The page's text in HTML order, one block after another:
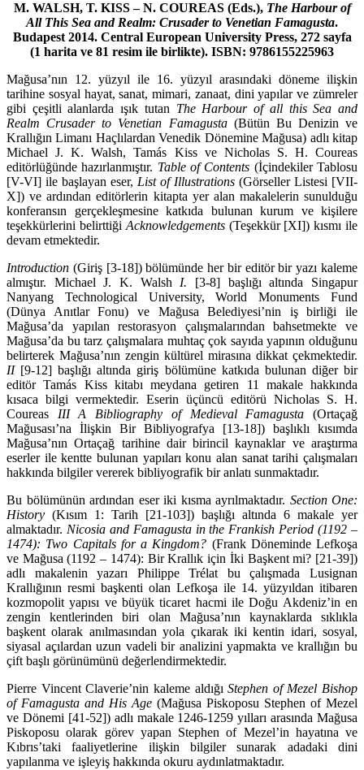
M. WALSH, T. KISS – N. COUREAS (Eds.), The Harbour of
All This Sea and Realm: Crusader to Venetian Famagusta.
Budapest 2014. Central European University Press, 272 sayfa
(1 harita ve 81 resim ile birlikte). ISBN: 9786155225963
Mağusa’nın 12. yüzyıl ile 16. yüzyıl arasındaki döneme ilişkin
tarihine sosyal hayat, sanat, mi­mari, zanaat, dini yapılar ve zümreler
gibi çeşitli alanlarda ışık tutan The Harbour of all this Sea and
Realm Crusader to Venetian Famagusta (Bütün Bu Denizin ve
Krallığın Limanı Haçlılardan Venedik Dönemine Mağusa) adlı kitap
Michael J. K. Walsh, Tamás Kiss ve Nicholas S. H. Coureas
editörlüğünde hazırlanmıştır. Table of Contents (İçindekiler Tablosu
[V-VI] ile başlayan eser, List of Illustrations (Görseller Listesi [VII-
X]) ve ardından editörlerin kitapta yer alan makalelerin sunulduğu
konferansın gerçekleşmesine katkıda bulunan kurum ve kişilere
teşekkürlerini belirt­tiği Acknowledgements (Teşekkür [XI]) kısmı ile
devam etmektedir.
Introduction (Giriş [3-18]) bölümünde her bir editör bir yazı kaleme
almıştır. Michael J. K. Walsh I. [3-8] başlığı altında Singapur
Nanyang Technological University, World Monuments Fund
(Dünya Anıtlar Fonu) ve Mağusa Belediyesi’nin iş birliği ile
Mağusa’da yapılan restorasyon çalış­ma­larından bahsetmekte ve
Mağusa’da bu tarz çalışmalara muhtaç çok sayıda yapının oldu­ğunu
belirterek Mağusa’nın zengin kültürel mirasına dikkat çekmektedir.
II [9-12] başlığı altında giriş bölümüne katkıda bulunan diğer bir
editör Tamás Kiss kitabı meydana getiren 11 makale hak­kın­da
kısaca bilgi vermektedir. Eserin üçüncü editörü Nicholas S. H.
Coureas III A Bibliography of Me­di­eval Famagusta(Ortaçağ
Mağusası’na İlişkin Bir Bibliyografya [13-18]) başlıklı kısımda
Mağusa’nın Ortaçağ tarihine dair birincil kaynaklar ve araştırma
eserler ile kentte bulunan yapı­ları konu alan sanat tarihi çalışmaları
hakkında bilgiler vererek bibliyografik bir anlatı sun­mak­tadır.
Bu bölümünün ardından eser iki kısma ayrılmaktadır. Section One:
History (Kısım 1: Tarih [21-103]) başlığı altında 6 makale yer
almaktadır. Nicosia and Famagusta in the Frankish Period (1192 –
1474): Two Capitals for a Kingdom? (Frank Döneminde Lefkoşa
ve Mağusa (1192 – 1474): Bir Krallık için İki Başkent mi? [21-39])
adlı makalenin yazarı Philippe Trélat bu çalışmada Lusignan
Krallığının resmi başkenti olan Lefkoşa ile 14. yüzyıldan itibaren
kozmopolit yapısı ve bü­yük ticaret hacmi ile Doğu Akdeniz’in en
zengin kentlerinden biri olan Mağusa’nın kaynaklarda sık­lıkla
başkent olarak anılmasından yola çıkarak iki kentin idari, sosyal,
siyasal açılardan uzun va­de­li bir analizini yapmakta ve krallığın bu
çift başlı görünümünü değerlendirmektedir.
Pierre Vincent Claverie’nin kaleme aldığıStephen of Mezel Bishop
of Famagusta and His Age (Mağusa Piskoposu Stephen of Mezel
ve Dönemi [41-52]) adlı makale 1246-1259 yılları arasında Mağusa
Piskoposu olarak görev yapan Stephen of Mezel’in hayatına ve
Kıbrıs’taki faaliyetlerine ilişkin bilgiler sunarak adadaki dini
yapılanma ve işleyiş hakkında okuru aydınlatmaktadır.